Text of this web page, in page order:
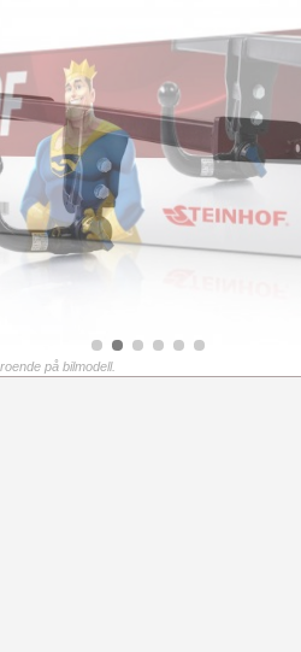
på bilmodell.